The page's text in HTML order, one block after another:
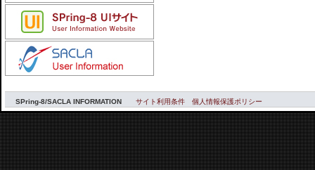
SPring-8/SACLA INFORMATION サイト利用条件 個人情報保護ポリシー